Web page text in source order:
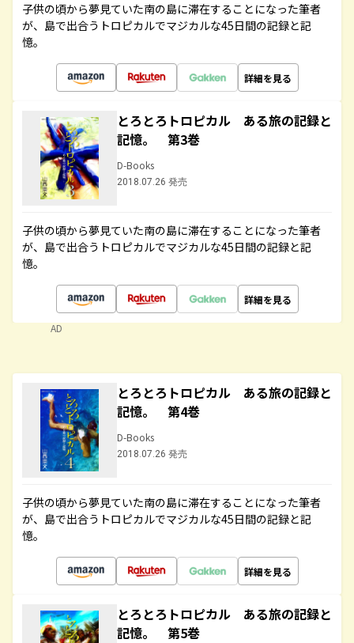
子供の頃から夢見ていた南の島に滞在することになった筆者
が、島で出合うトロピカルでマジカルな45日間の記録と記
憶。
詳細を見る
とろとろトロピカル ある旅の記録と
記憶。 第3巻
D-Books
2018.07.26 発売
子供の頃から夢見ていた南の島に滞在することになった筆者
が、島で出合うトロピカルでマジカルな45日間の記録と記
憶。
詳細を見る
AD
とろとろトロピカル ある旅の記録と
記憶。 第4巻
D-Books
2018.07.26 発売
子供の頃から夢見ていた南の島に滞在することになった筆者
が、島で出合うトロピカルでマジカルな45日間の記録と記
憶。
詳細を見る
とろとろトロピカル ある旅の記録と
記憶。 第5巻